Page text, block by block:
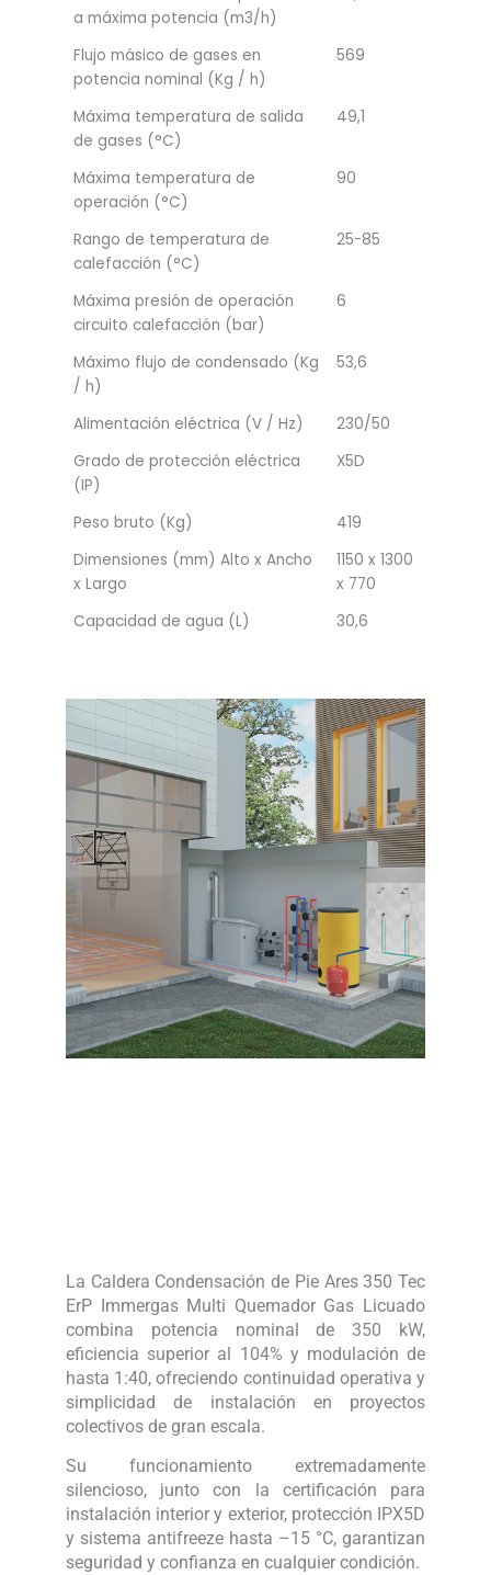
a máxima potencia (m3/h)
Flujo másico de gases en
potencia nominal (Kg / h)
569
Máxima temperatura de salida
de gases (°C)
49,1
Máxima temperatura de
operación (°C)
90
Rango de temperatura de
calefacción (°C)
25-85
Máxima presión de operación
circuito calefacción (bar)
6
Máximo flujo de condensado (Kg
/ h)
53,6
Alimentación eléctrica (V / Hz)
230/50
Grado de protección eléctrica
(IP)
X5D
Peso bruto (Kg)
419
Dimensiones (mm) Alto x Ancho
x Largo
1150 x 1300
x 770
Capacidad de agua (L)
30,6
La Caldera Condensación de Pie Ares 350 Tec
ErP Immergas Multi Quemador Gas Licuado
combina potencia nominal de 350 kW,
eficiencia superior al 104% y modulación de
hasta 1:40, ofreciendo continuidad operativa y
simplicidad de instalación en proyectos
colectivos de gran escala.
Su funcionamiento extremadamente
silencioso, junto con la certificación para
instalación interior y exterior, protección IPX5D
y sistema antifreeze hasta –15 °C, garantizan
seguridad y confianza en cualquier condición.